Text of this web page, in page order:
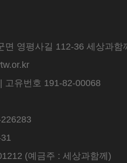
면 영평사길 112-36 세상과
고유번호 191-82-00068
(예금주 : 세상과함께)